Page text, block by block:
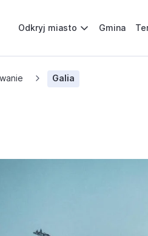
Odkryj miasto Gmina
Galia